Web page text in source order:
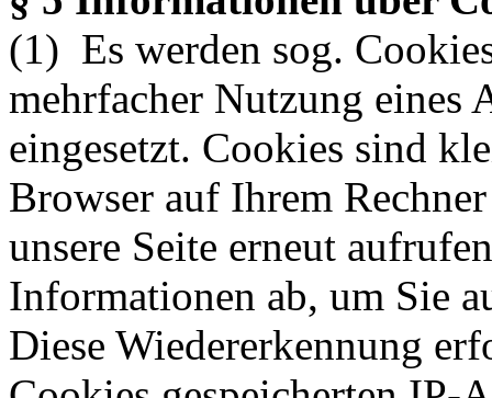
(1) Es werden sog.
mehrfacher Nutzung eines
eingesetzt. Cookies sind
Browser auf Ihrem
unsere Seite erneut
Informationen ab, um Sie
Diese Wiedererkennung